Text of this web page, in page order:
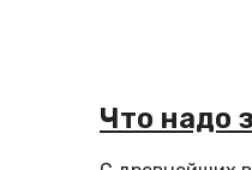
Что надо